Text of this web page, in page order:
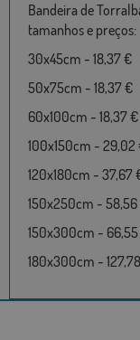
Bandeira de
tamanhos e preços:
30x45cm - 18,37 €
50x75cm - 18,37 €
60x100cm - 18,37 €
100x150cm - 29,02
120x180cm - 37,67
150x250cm -
150x300cm -
180x300cm -